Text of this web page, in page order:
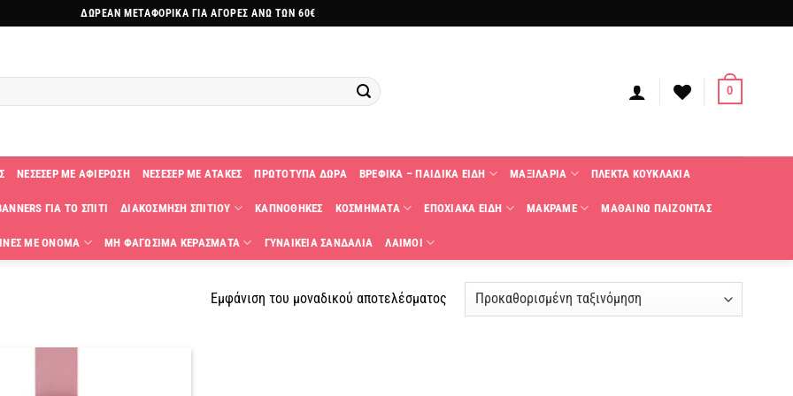
ΔΩΡΕΑΝ ΜΕΤΑΦΟΡΙΚΑ ΓΙΑ ΑΓΟΡΕΣ ΑΝΩ ΤΩΝ 60€
0
ΝΕΣΕΣΕΡ ΜΕ ΑΦΙΕΡΩΣΗ ΝΕΣΕΣΕΡ ΜΕ ΑΤΑΚΕΣ ΠΡΩΤΟΤΥΠΑ ΔΩΡΑ ΒΡΕΦΙΚΑ – ΠΑΙΔΙΚΑ ΕΙΔΗ ΜΑΞΙΛΑΡΙΑ ΠΛΕΚΤΑ KΟΥΚΛΑΚΙΑ
ΓΙΑ ΤΟ ΣΠΙΤΙ ΔΙΑΚΟΣΜΗΣΗ ΣΠΙΤΙΟΥ ΚΑΠΝΟΘΗΚΕΣ ΚΟΣΜΗΜΑΤΑ ΕΠΟΧΙΑΚΑ ΕΙΔΗ ΜΑΚΡΑΜΕ ΜΑΘΑΙΝΩ ΠΑΙΖΟΝΤΑΣ
ΜΕ ΟΝΟΜΑ ΜΗ ΦΑΓΩΣΙΜΑ ΚΕΡΑΣΜΑΤΑ ΓΥΝΑΙΚΕΙΑ ΣΑΝΔΑΛΙΑ ΛΑΙΜΟΙ
Εμφάνιση του μοναδικού αποτελέσματος